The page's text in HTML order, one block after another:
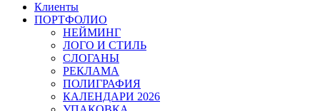
Клиенты
ПОРТФОЛИО
НЕЙМИНГ
ЛОГО И СТИЛЬ
СЛОГАНЫ
РЕКЛАМА
ПОЛИГРАФИЯ
КАЛЕНДАРИ 2026